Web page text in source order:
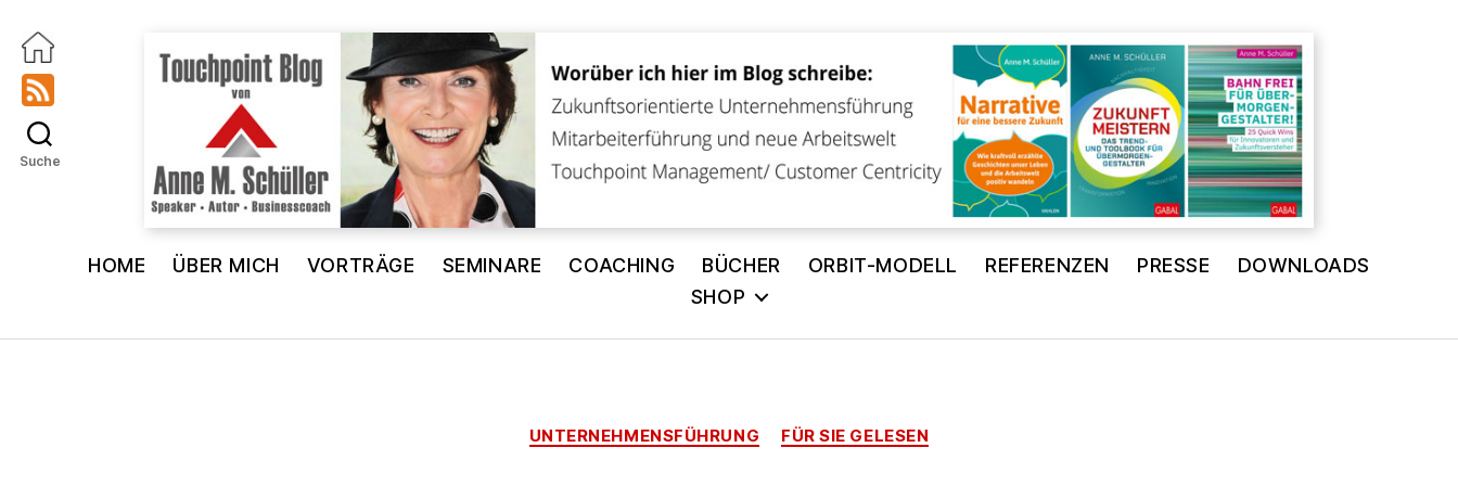
Touchpoint
Blog
HOME ÜBER MICH VORTRÄGE SEMINARE COACHING BÜCHER ORBIT-MODELL REFERENZEN PRESSE
DOWNLOADS
SHOP
Suche
Kategorien
UNTERNEHMENSFÜHRUNG FÜR SIE GELESEN